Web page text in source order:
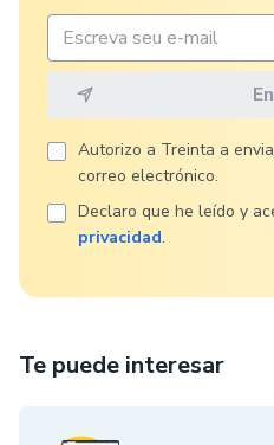
Te puede interesar
Autorizo ​​a Treinta a
correo electrónico.
Declaro que he leído y
privacidad.